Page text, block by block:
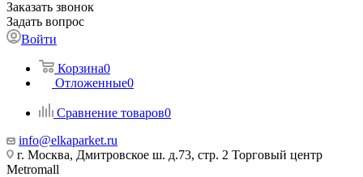
Заказать звонок
Задать вопрос
Войти
Корзина0
Отложенные0
Сравнение товаров0
info@elkaparket.ru
г. Москва, Дмитровское ш. д.73, стр. 2 Торговый центр
Metromall